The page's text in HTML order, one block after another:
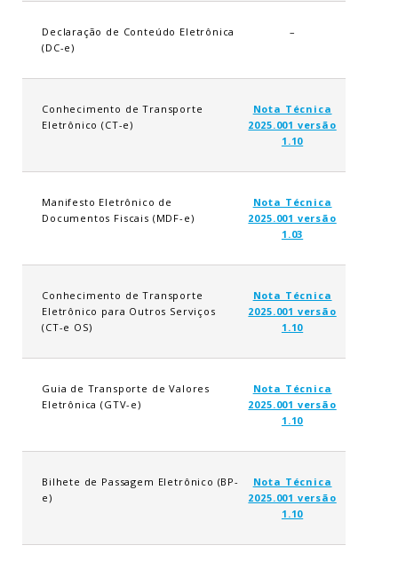
Declaração de Conteúdo Eletrônica
(DC-e)
–
Conhecimento de Transporte
Eletrônico (CT-e)
Nota Técnica
2025.001 versão
1.10
Manifesto Eletrônico de
Documentos Fiscais (MDF-e)
Nota Técnica
2025.001 versão
1.03
Conhecimento de Transporte
Eletrônico para Outros Serviços
(CT-e OS)
Nota Técnica
2025.001 versão
1.10
Guia de Transporte de Valores
Eletrônica (GTV-e)
Nota Técnica
2025.001 versão
1.10
Bilhete de Passagem Eletrônico (BP-
e)
Nota Técnica
2025.001 versão
1.10